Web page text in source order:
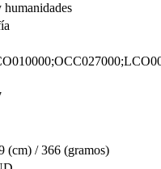
(cm) / 366 (gramos)